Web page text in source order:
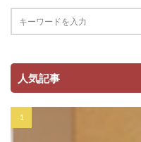
人気記事